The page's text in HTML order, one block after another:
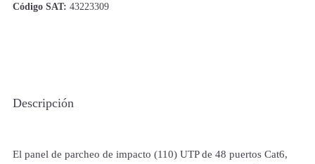
Código SAT: 43223309
Descripción
El panel de parcheo de impacto (110) UTP de 48 puertos Cat6,